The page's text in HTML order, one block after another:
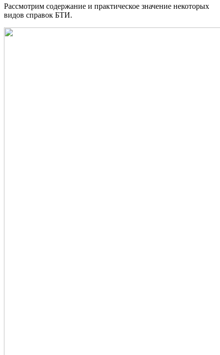
Рассмотрим содержание и практическое значение некоторых
видов справок БТИ.